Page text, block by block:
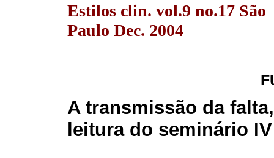
Estilos clin. vol.9 no.17 São
Paulo Dec. 2004
A transmissão da
leitura do seminário